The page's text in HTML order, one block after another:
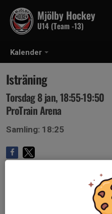
Kalender
Mjölby Hockey
U14 (Team -13)
Isträning
Torsdag 8 jan, 18:55-19:50
ProTrain Arena
Samling: 18:25